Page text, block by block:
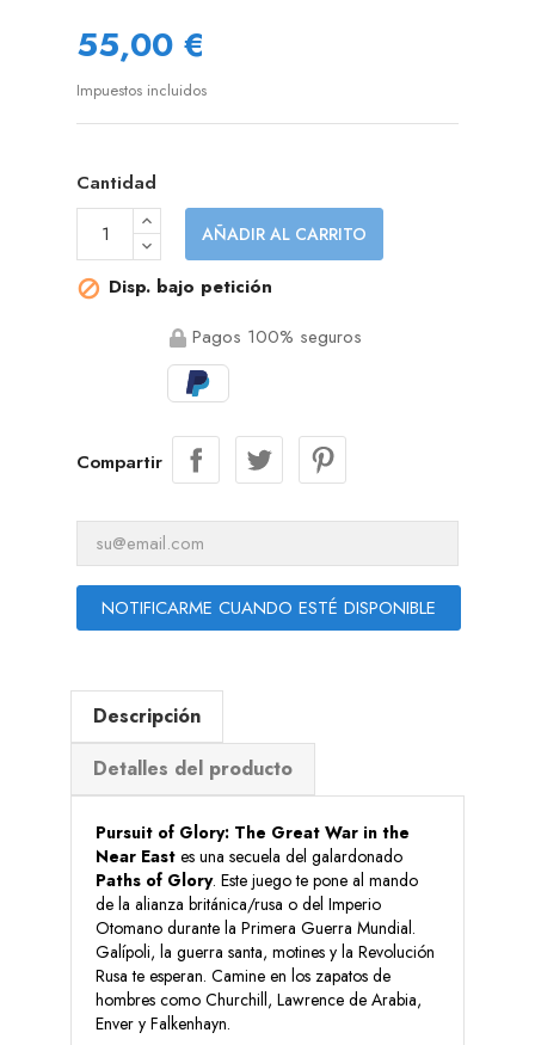
55,00 €
Impuestos incluidos
Cantidad
AÑADIR AL CARRITO
 Disp. bajo petición
Pagos 100% seguros
Compartir
NOTIFICARME CUANDO ESTÉ DISPONIBLE
Descripción
Detalles del producto
Pursuit of Glory: The Great War in the
Near East es una secuela del galardonado
Paths of Glory. Este juego te pone al mando
de la alianza británica/rusa o del Imperio
Otomano durante la Primera Guerra Mundial.
Galípoli, la guerra santa, motines y la Revolución
Rusa te esperan. Camine en los zapatos de
hombres como Churchill, Lawrence de Arabia,
Enver y Falkenhayn.